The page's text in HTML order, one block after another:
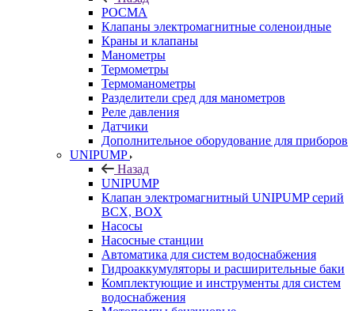
РОСМА
Клапаны электромагнитные соленоидные
Краны и клапаны
Манометры
Термометры
Термоманометры
Разделители сред для манометров
Реле давления
Датчики
Дополнительное оборудование для приборов
UNIPUMP
Назад
UNIPUMP
Клапан электромагнитный UNIPUMP серий
BCX, BOX
Насосы
Насосные станции
Автоматика для систем водоснабжения
Гидроаккумуляторы и расширительные баки
Комплектующие и инструменты для систем
водоснабжения